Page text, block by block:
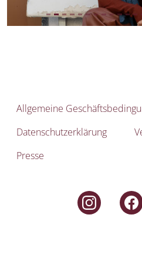
Allgemeine
Datenschutzerklärung
Presse